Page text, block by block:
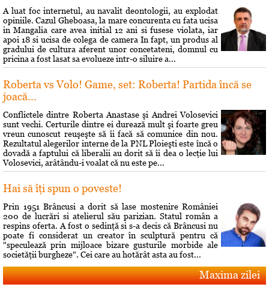
A luat foc internetul, au navalit deontologii, au explodat
opiniile. Cazul Gheboasa, la mare concurenta cu fata ucisa
in Mangalia care avea initial 12 ani si fusese violata, iar
apoi 18 si ucisa de colega de camera In fapt, un produs al
gradului de cultura aferent unor concetateni, domnul cu
pricina a fost lasat sa evolueze intr-o siluire a...
Roberta vs Volo! Game, set: Roberta! Partida încă se
joacă...
Conflictele dintre Roberta Anastase şi Andrei Volosevici
sunt vechi. Certurile dintre ei durează mult şi foarte greu
vreun cunoscut reuşeşte să îi facă să comunice din nou.
Rezultatul alegerilor interne de la PNL Ploieşti este încă o
dovadă a faptului că liberalii au dorit să îi dea o lecţie lui
Volosevici, arâtându-i voalat că nu este pe...
Hai să îţi spun o poveste!
Prin 1951 Brâncusi a dorit să lase mostenire României
200 de lucrări si atelierul său parizian. Statul român a
respins oferta. A fost o sedinţă si s-a decis că Brâncusi nu
poate fi considerat un creator în sculptură pentru că
"speculează prin mijloace bizare gusturile morbide ale
societăţii burgheze". Cei care au hotărât asta au fost...
Maxima zilei